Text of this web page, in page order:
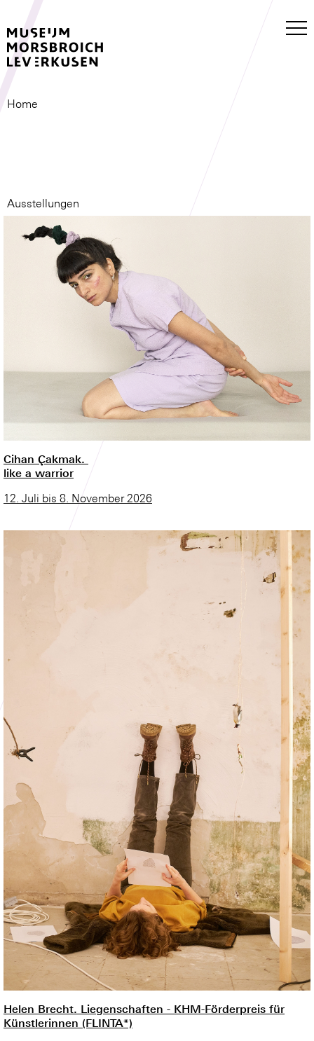
Home
Ausstellungen
Cihan Çakmak.
like a warrior
12. Juli bis 8. November 2026
Helen Brecht. Liegenschaften - KHM-Förderpreis für
Künstlerinnen (FLINTA*)